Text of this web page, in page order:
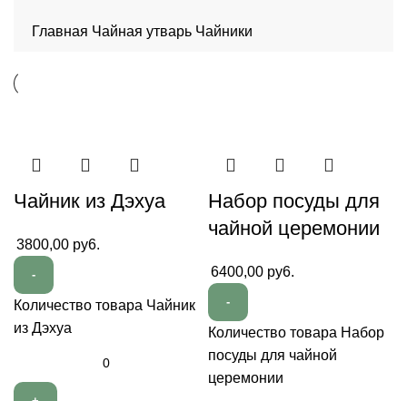
Главная Чайная утварь Чайники
Чайник из Дэхуа
3800,00 py6.
Количество товара Чайник
из Дэхуа
Набор посуды для
чайной церемонии
6400,00 py6.
Количество товара Набор
посуды для чайной
церемонии